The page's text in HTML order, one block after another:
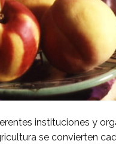
instituciones y
se convierten